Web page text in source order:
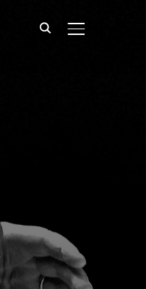
ALTERNAR